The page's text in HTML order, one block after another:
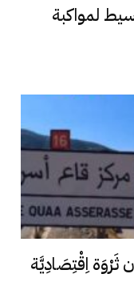
لمواكبة
اِقْتِصَادِيَّة